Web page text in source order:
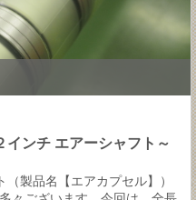
ンチ エアーシャフト～
製品名【エアカプセル】）